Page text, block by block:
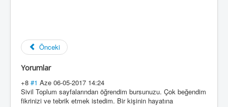
Önceki
Yorumlar
+8 #1 Aze 06-05-2017 14:24
Sivil Toplum sayfalarından öğrendim bursunuzu. Çok beğendim
fikrinizi ve tebrik etmek istedim. Bir kişinin hayatına